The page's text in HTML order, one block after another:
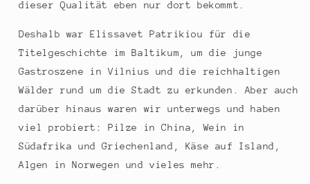
dieser Qualität eben nur dort bekommt.
Deshalb war Elissavet Patrikiou für die
Titelgeschichte im Baltikum, um die junge
Gastroszene in Vilnius und die reichhaltigen
Wälder rund um die Stadt zu erkunden. Aber auch
darüber hinaus waren wir unterwegs und haben
viel probiert: Pilze in China, Wein in
Südafrika und Griechenland, Käse auf Island,
Algen in Norwegen und vieles mehr.